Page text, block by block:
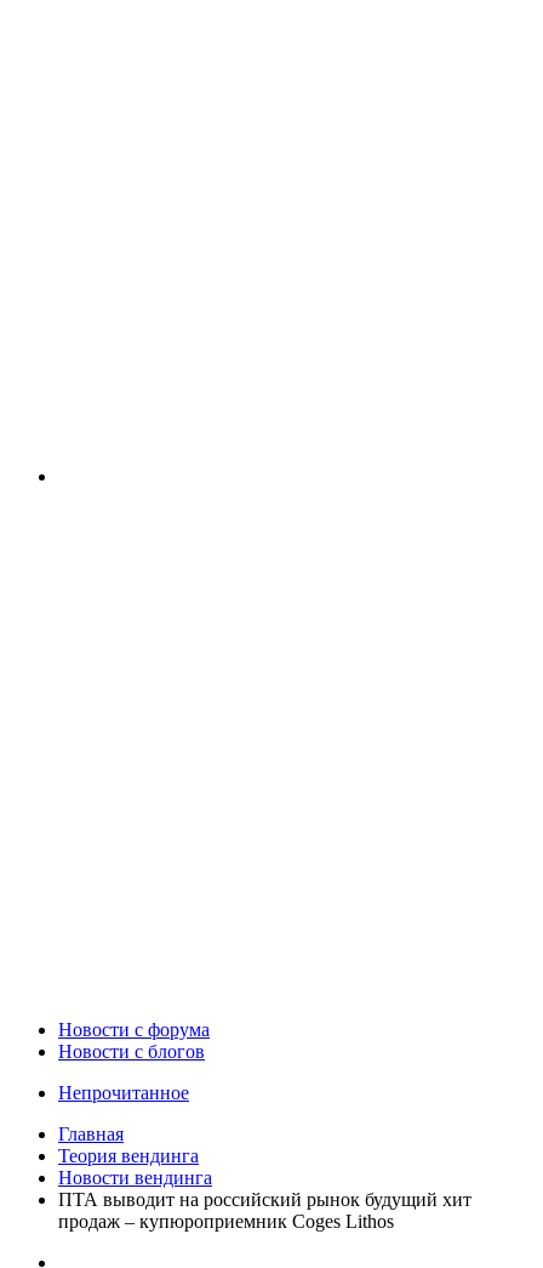
Новости c форума
Новости с блогов
Непрочитанное
Главная
Теория вендинга
Новости вендинга
ПТА выводит на российский рынок будущий хит
продаж – купюроприемник Coges Lithos